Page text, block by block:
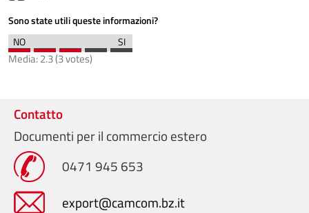
Sono state utili queste informazioni?
Media:2.3(3votes)
Contatto
Documenti per il commercio estero
0471 945 653
export@camcom.bz.it